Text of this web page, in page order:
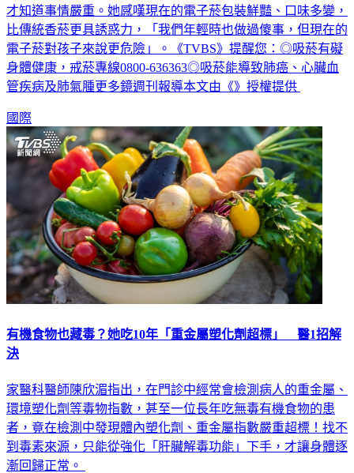
才知道事情嚴重。她感嘆現在的電子菸包裝鮮豔、口味多變，
比傳統香菸更具誘惑力，「我們年輕時也做過傻事，但現在的
電子菸對孩子來說更危險」。《TVBS》提醒您：◎吸菸有礙
身體健康，戒菸專線0800-636363◎吸菸能導致肺癌、心臟血
管疾病及肺氣腫更多鏡週刊報導本文由《》授權提供
國際
有機食物也藏毒？她吃10年「重金屬塑化劑超標」 醫1招解
決
家醫科醫師陳欣湄指出，在門診中經常會檢測病人的重金屬、
環境塑化劑等毒物指數，甚至一位長年吃無毒有機食物的患
者，竟在檢測中發現體內塑化劑、重金屬指數嚴重超標！找不
到毒素來源，只能從強化「肝臟解毒功能」下手，才讓身體逐
漸回歸正常。